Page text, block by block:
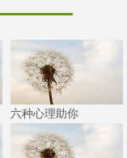
六种心理助你